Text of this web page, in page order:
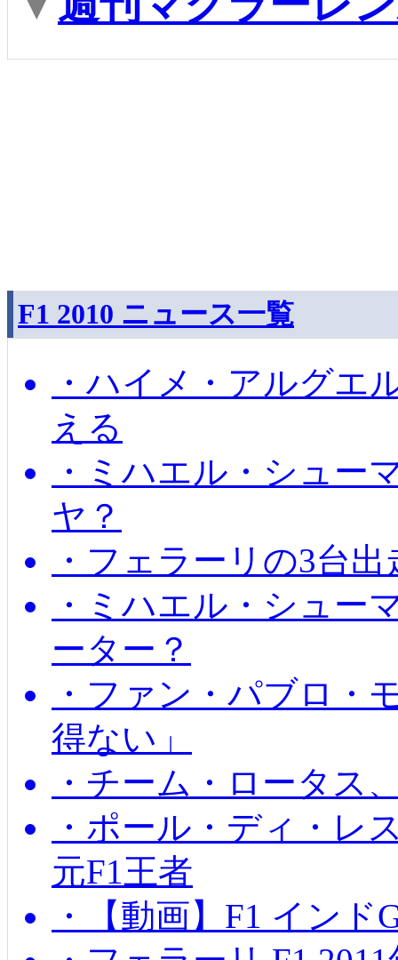
F1 2010 ニュース一覧
・ハイメ・アルグエ
える
・ミハエル・シュー
ヤ？
・フェラーリの3台
・ミハエル・シュー
ーター？
・ファン・パブロ・
得ない」
・チーム・ロータス
・ポール・ディ・レ
元F1王者
・【動画】F1 イン